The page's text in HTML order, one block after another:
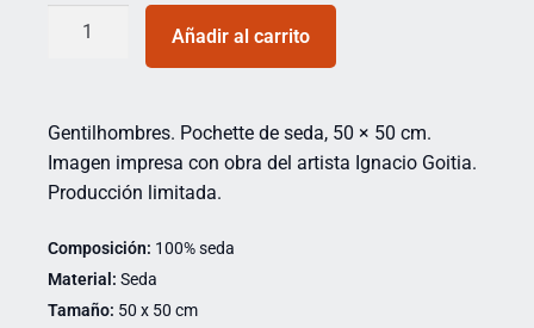
Añadir al carrito
Gentilhombres. Pochette de seda, 50 × 50 cm.
Imagen impresa con obra del artista Ignacio Goitia.
Producción limitada.
Composición: 100% seda
Material: Seda
Tamaño: 50 x 50 cm